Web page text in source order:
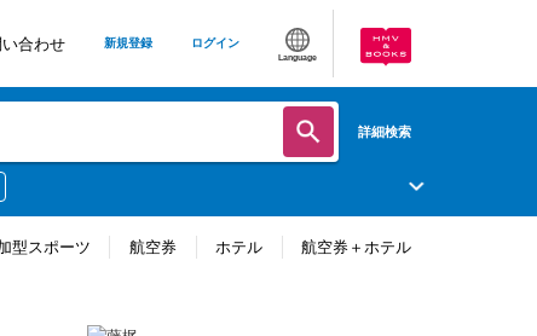
い合わせ 新規登録 ログイン
Language
詳細検索
型スポーツ 航空券 ホテル 航空券＋ホテル